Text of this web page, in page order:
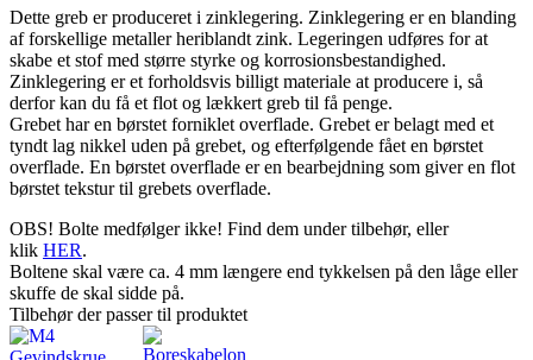
Dette greb er produceret i zinklegering. Zinklegering er en blanding
af forskellige metaller heriblandt zink. Legeringen udføres for at
skabe et stof med større styrke og korrosionsbestandighed.
Zinklegering er et forholdsvis billigt materiale at producere i, så
derfor kan du få et flot og lækkert greb til få penge.
Grebet har en børstet forniklet overflade. Grebet er belagt med et
tyndt lag nikkel uden på grebet, og efterfølgende fået en børstet
overflade. En børstet overflade er en bearbejdning som giver en flot
børstet tekstur til grebets overflade.
OBS! Bolte medfølger ikke! Find dem under tilbehør, eller
klik HER.
Boltene skal være ca. 4 mm længere end tykkelsen på den låge eller
skuffe de skal sidde på.
Tilbehør der passer til produktet